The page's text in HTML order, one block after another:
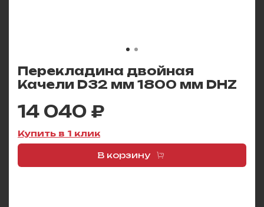
Перекладина двойная
Качели D32 мм 1800 мм DHZ
14 040 ₽
Купить в 1 клик
В корзину